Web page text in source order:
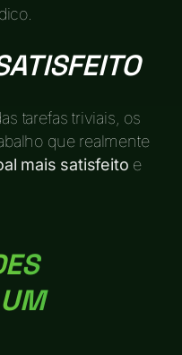
tarefas triviais, os
que realmente
mais satisfeito e